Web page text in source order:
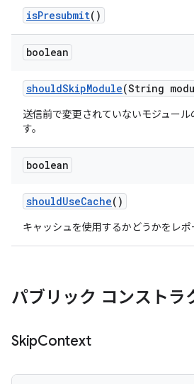
isPresubmit()
boolean
shouldSkipModule(String
送信前で変更されていないモジュー
す。
boolean
shouldUseCache()
キャッシュを使用するかどうかをレポ
パブリック コンストラ
SkipContext